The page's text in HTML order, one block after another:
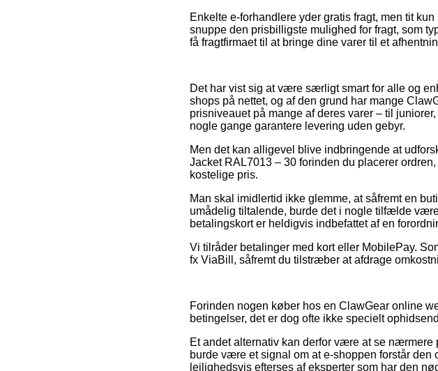
Enkelte e-forhandlere yder gratis fragt, men tit
snuppe den prisbilligste mulighed for fragt, som
få fragtfirmaet til at bringe dine varer til et
Det har vist sig at være særligt smart for alle og
shops på nettet, og af den grund har mange
prisniveauet på mange af deres varer – til
nogle gange garantere levering uden gebyr.
Men det kan alligevel blive indbringende at
Jacket RAL7013 – 30 forinden du placerer
kostelige pris.
Man skal imidlertid ikke glemme, at såfremt en
umådelig tiltalende, burde det i nogle tilfælde
betalingskort er heldigvis indbefattet af en
Vi tilråder betalinger med kort eller MobilePay.
fx ViaBill, såfremt du tilstræber at afdrage
Forinden nogen køber hos en ClawGear online
betingelser, det er dog ofte ikke specielt
Et andet alternativ kan derfor være at se
burde være et signal om at e-shoppen forstår
lejlighedsvis efterses af eksperter som har den